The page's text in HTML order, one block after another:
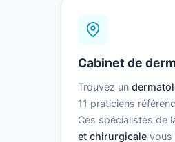
Cabinet de
Trouvez un
11 praticiens
Ces spécialistes de
et chirurgicale vous